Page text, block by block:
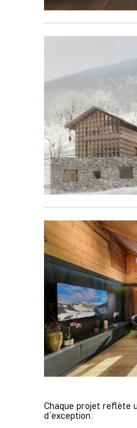
Chaque projet reflète
d’exception.